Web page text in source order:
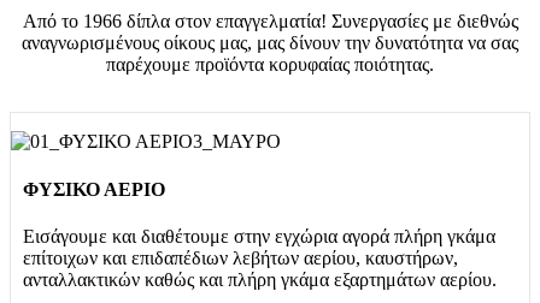
Από το 1966 δίπλα στον επαγγελματία! Συνεργασίες με διεθνώς
αναγνωρισμένους οίκους μας, μας δίνουν την δυνατότητα να σας
παρέχουμε προϊόντα κορυφαίας ποιότητας.
ΦΥΣΙΚΟ ΑΕΡΙΟ
Εισάγουμε και διαθέτουμε στην εγχώρια αγορά πλήρη γκάμα
επίτοιχων και επιδαπέδιων λεβήτων αερίου, καυστήρων,
ανταλλακτικών καθώς και πλήρη γκάμα εξαρτημάτων αερίου.